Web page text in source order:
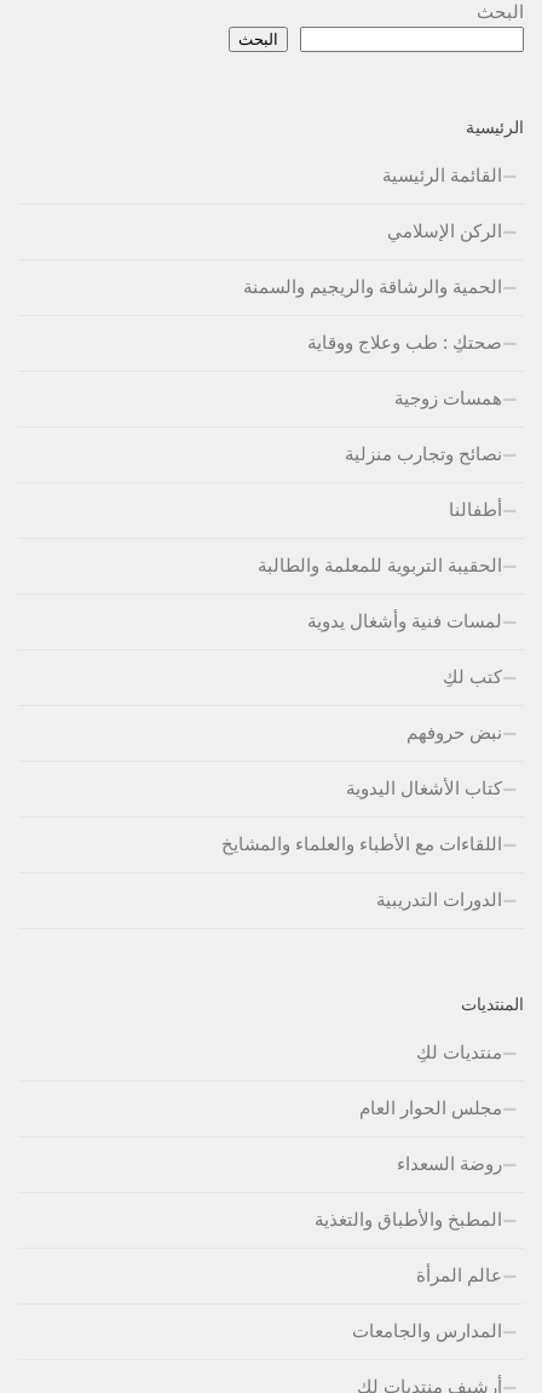
البحث
البحث
الرئيسية
القائمة الرئيسية
الركن الإسلامي
الحمية والرشاقة والريجيم والسمنة
صحتكِ : طب وعلاج ووقاية
همسات زوجية
نصائح وتجارب منزلية
أطفالنا
الحقيبة التربوية للمعلمة والطالبة
لمسات فنية وأشغال يدوية
كتب لكِ
نبض حروفهم
كتاب الأشغال اليدوية
اللقاءات مع الأطباء والعلماء والمشايخ
الدورات التدريبية
المنتديات
منتديات لكِ
مجلس الحوار العام
روضة السعداء
المطبخ والأطباق والتغذية
عالم المرأة
المدارس والجامعات
أرشيف منتديات لكِ